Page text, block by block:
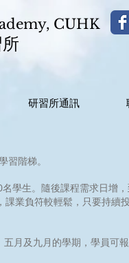
CUHK
研習所通訊
階梯。
學生。隨後課程需求日增
業負符較輕鬆，只要持續
月及九月的學期，學員可